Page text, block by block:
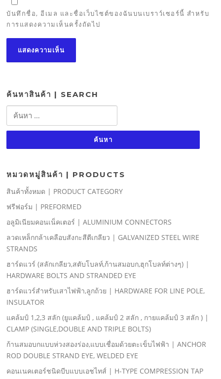
บันทึกชื่อ, อีเมล และชื่อเว็บไซต์ของฉันบนเบราว์เซอร์นี้ สำหรับ
การแสดงความเห็นครั้งถัดไป
ค้นหาสินค้า | SEARCH
ค้นหา
สำหรับ:
หมวดหมู่สินค้า | PRODUCTS
สินค้าทั้งหมด | PRODUCT CATEGORY
ฟรีฟอร์ม | PREFORMED
อลูมิเนียมคอนเน็คเตอร์ | ALUMINIUM CONNECTORS
ลวดเหล็กกล้าเคลือบสังกะสีตีเกลียว | GALVANIZED STEEL WIRE
STRANDS
ฮาร์ดแวร์ (สลักเกลียว,สตับโบลท์,ก้านสมอบก,ฮุกโบลท์ต่างๆ) |
HARDWARE BOLTS AND STRANDED EYE
ฮาร์ดแวร์สําหรับเสาไฟฟ้า,ลูกถ้วย | HARDWARE FOR LINE POLE,
INSULATOR
แคล้มป์ 1,2,3 สลัก (ยูแคล้มป์ , แคล้มป์ 2 สลัก , กายแคล้มป์ 3 สลัก ) |
CLAMP (SINGLE,DOUBLE AND TRIPLE BOLTS)
ก้านสมอบกแบบห่วงสองร่อง,แบบเชื่อมด้วยตะเข็บไฟฟ้า | ANCHOR
ROD DOUBLE STRAND EYE, WELDED EYE
คอนเนคเตอร์ชนิดบีบแบบเอชไทส์ | H-TYPE COMPRESSION TAP